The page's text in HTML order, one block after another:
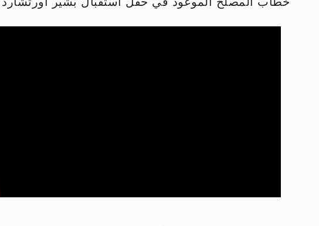
الحجّ.. دلالات، حِكم، وأهداف >> المزيد
اقرأ هذا المقال في أهمية عيد الأضحى